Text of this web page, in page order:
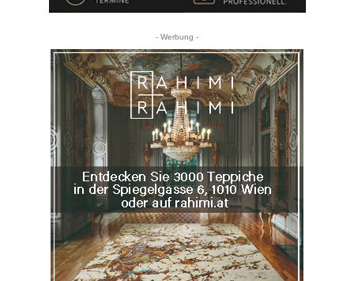
- Werbung -